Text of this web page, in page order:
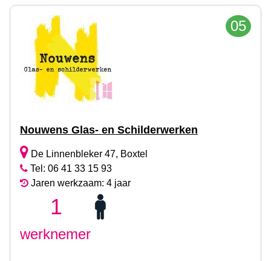
05
Nouwens Glas- en Schilderwerken
De Linnenbleker 47, Boxtel
Tel: 06 41 33 15 93
Jaren werkzaam: 4 jaar
1
werknemer